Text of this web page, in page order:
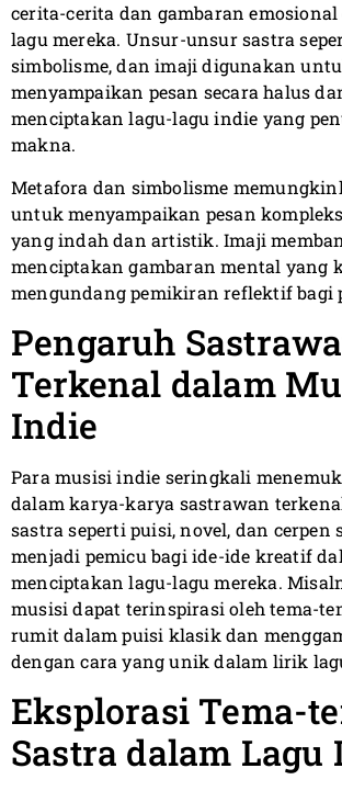
cerita-cerita dan gambaran
lagu mereka. Unsur-unsur sastra
simbolisme, dan imaji digunakan
menyampaikan pesan secara halus
menciptakan lagu-lagu indie yang
makna.
Metafora dan simbolisme
untuk menyampaikan pesan
yang indah dan artistik. Imaji
menciptakan gambaran mental yang
mengundang pemikiran reflektif bagi
Pengaruh
Terkenal dalam
Indie
Para musisi indie seringkali
dalam karya-karya sastrawan
sastra seperti puisi, novel, dan cerpen
menjadi pemicu bagi ide-ide kreatif
menciptakan lagu-lagu mereka.
musisi dapat terinspirasi oleh tema-
rumit dalam puisi klasik dan
dengan cara yang unik dalam lirik
Eksplorasi Tema-
Sastra dalam Lagu